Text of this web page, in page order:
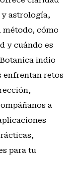
astrología,
método, cómo
y cuándo es
indio
enfrentan retos
a
para tu